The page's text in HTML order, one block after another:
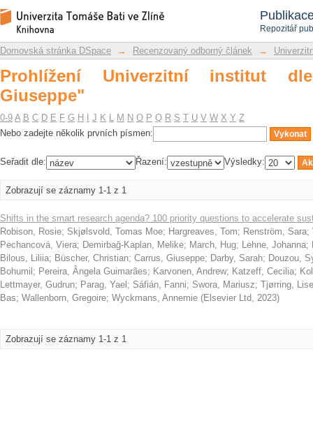
Repozitář
Prohlížení Univerzitní institut dle
Repozitář DSpace/Manakin
Domovská stránka DSpace → Recenzovaný odborný článek →
Prohlížení Univerzitní institut
Giuseppe"
0-9 A B C D E F G H J K L M N O P Q R S T U V W X Y Z
Nebo zadejte několik prvních písmen:
Seřadit dle: Řazení: Výsledky:
Zobrazují se záznamy 1-1 z 1
Shifts in the smart research agenda? 100 priority questions to accelerate
Robison, Rosie; Skjølsvold, Tomas Moe; Hargreaves, Tom; Renström, Sara;
Pechancová, Viera; Demirbağ-Kaplan, Melike; March, Hug; Lehne, Johanna;
Bilous, Liliia; Büscher, Christian; Carrus, Giuseppe; Darby, Sarah; Douzou,
Bohumil ; Pereira, Ângela Guimarães; Karvonen, Andrew; Katzeff, Cecilia;
Lettmayer, Gudrun; Parag, Yael ; Sáfián, Fanni; Swora, Mariusz; Tjørring, Lise
Bas; Wallenborn, Gregoire; Wyckmans, Annemie (Elsevier Ltd, 2023)
Zobrazují se záznamy 1-1 z 1